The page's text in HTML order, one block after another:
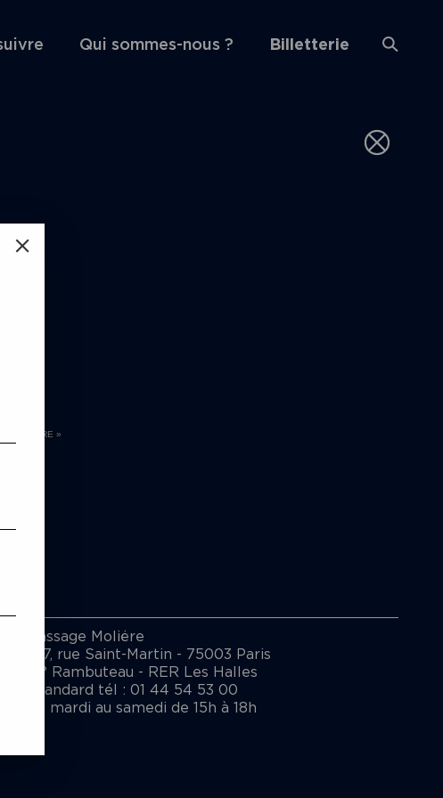
Qui sommes-nous ? Billetterie
»
Passage Moliėre
157, rue Saint-Martin - 75003 Paris
M° Rambuteau - RER Les Halles
Standard tél : 01 44 54 53 00
du mardi au samedi de 15h à 18h